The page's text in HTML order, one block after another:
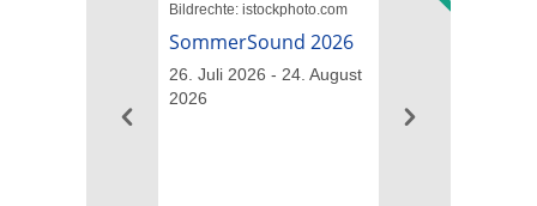
Bildrechte: istockphoto.com
SommerSound 2026
26. Juli 2026 - 24. August
2026
Bildrechte: Opeth